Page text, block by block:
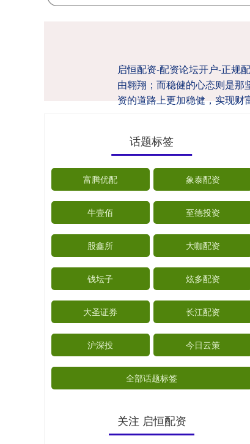
启恒配资-配资论坛开户-正规
由翱翔；而稳健的心态则是
资的道路上更加稳健，实现财
话题标签
富腾优配 象泰配资
牛壹佰 至德投资
股鑫所 大咖配资
钱坛子 炫多配资
大圣证券 长江配资
沪深投 今日云策
全部话题标签
关注 启恒配资